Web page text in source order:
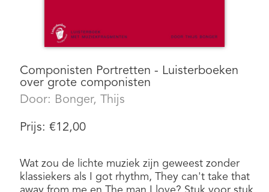
Componisten Portretten - Luisterboeken
over grote componisten
Door: Bonger, Thijs
Prijs: €12,00
Wat zou de lichte muziek zijn geweest zonder
klassiekers als I got rhythm, They can't take that